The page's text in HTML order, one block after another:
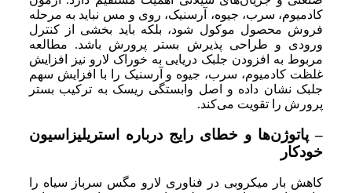
کادمیوم، سرب، جیوه، آرسنیک، روی و مس نباید به مرحله
فروش محصول موکول شود، بلکه باید بخشی از کنترل
ورودی و طراحی پذیرش بستر پرورش باشد. مطالعه
مربوط به افزودن جلبک دریایی به خوراک لارو نیز افزایش
غلظت کادمیوم، سرب، جیوه و آرسنیک را با افزایش سهم
جلبک نشان داده و اصل وابستگی ریسک به ترکیب بستر
پرورش را تقویت می‌کند.
– پاتوژن‌ها و خطای رایج درباره استریلیزاسیون
خودکار
کاهش بار میکروبی در فناوری لارو مگس سرباز سیاه را